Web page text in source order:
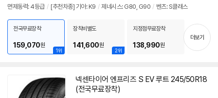
면제동력: 4등급 / [추천차종] 기아: K9 / 제네시스: G80, G90 / 벤츠: S클래스
기
1위
전국무료장착
159,070원
2위
장착비별도
141,600원
지정점무료장착
138,990원
더보기
넥센타이어 엔프리즈 S EV 루트 245/50R18
(전국무료장착)